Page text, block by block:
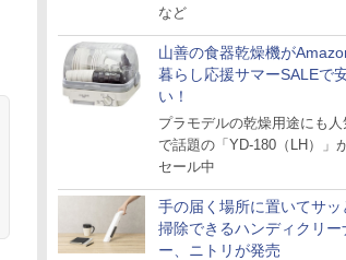
など
山善の食器乾燥機が
暮らし応援サマーSALEで
い！
プラモデルの乾燥用途にも人
で話題の「YD-180（LH）」
セール中
手の届く場所に置いてサッ
掃除できるハンディクリー
ー、ニトリが発売